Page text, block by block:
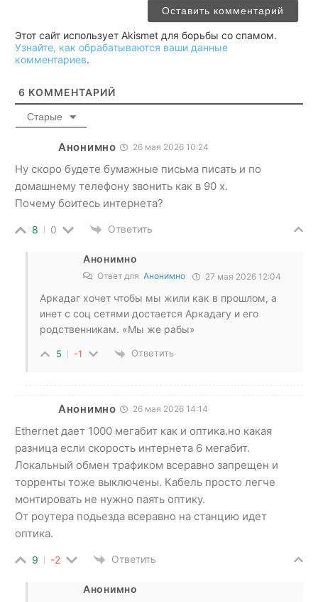
Этот сайт использует Akismet для борьбы со спамом.
Узнайте, как обрабатываются ваши данные
комментариев.
6 КОММЕНТАРИЙ
Старые
Анонимно 26 мая 2026 10:24
Ну скоро будете бумажные письма писать и по
домашнему телефону звонить как в 90 х.
Почему боитесь интернета?
8 0 Ответить
Анонимно
Ответ для Анонимно 27 мая 2026 12:04
Аркадаг хочет чтобы мы жили как в прошлом, а
инет с соц сетями достается Аркадагу и его
родственникам. «Мы же рабы»
5 -1 Ответить
Анонимно 26 мая 2026 14:14
Ethernet дает 1000 мегабит как и оптика.но какая
разница если скорость интернета 6 мегабит.
Локальный обмен трафиком всеравно запрещен и
торренты тоже выключены. Кабель просто легче
монтировать не нужно паять оптику.
От роутера подьезда всеравно на станцию идет
оптика.
9 -2 Ответить
Анонимно